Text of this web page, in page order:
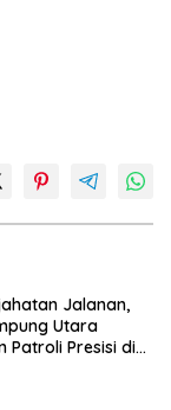
Jalanan,
Utara
Patroli Presisi di